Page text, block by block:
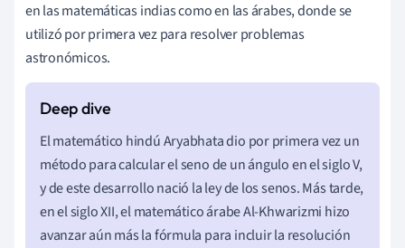
en las matemáticas indias como en las árabes, donde se
utilizó por primera vez para resolver problemas
astronómicos.
El matemático hindú Aryabhata dio por primera vez un
método para calcular el seno de un ángulo en el siglo V,
y de este desarrollo nació la ley de los senos. Más tarde,
en el siglo XII, el matemático árabe Al-Khwarizmi hizo
avanzar aún más la fórmula para incluir la resolución